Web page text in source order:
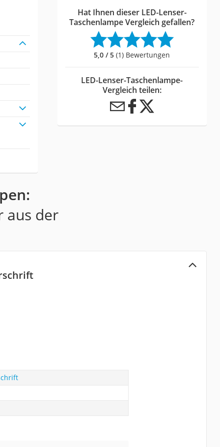
Hat Ihnen dieser LED-Lenser-
Taschenlampe Vergleich gefallen?
5,0 / 5 (1) Bewertungen
LED-Lenser-Taschenlampe-
Vergleich teilen:
aus der